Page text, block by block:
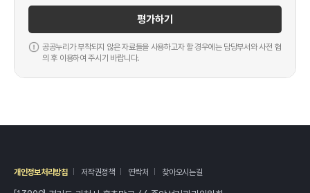
평가하기
공공누리가 부착되지 않은 자료들을 사용하고자 할 경우에는 담당부서와 사전 협
의 후 이용하여 주시기 바랍니다.
개인정보처리방침 저작권정책 연락처 찾아오시는길